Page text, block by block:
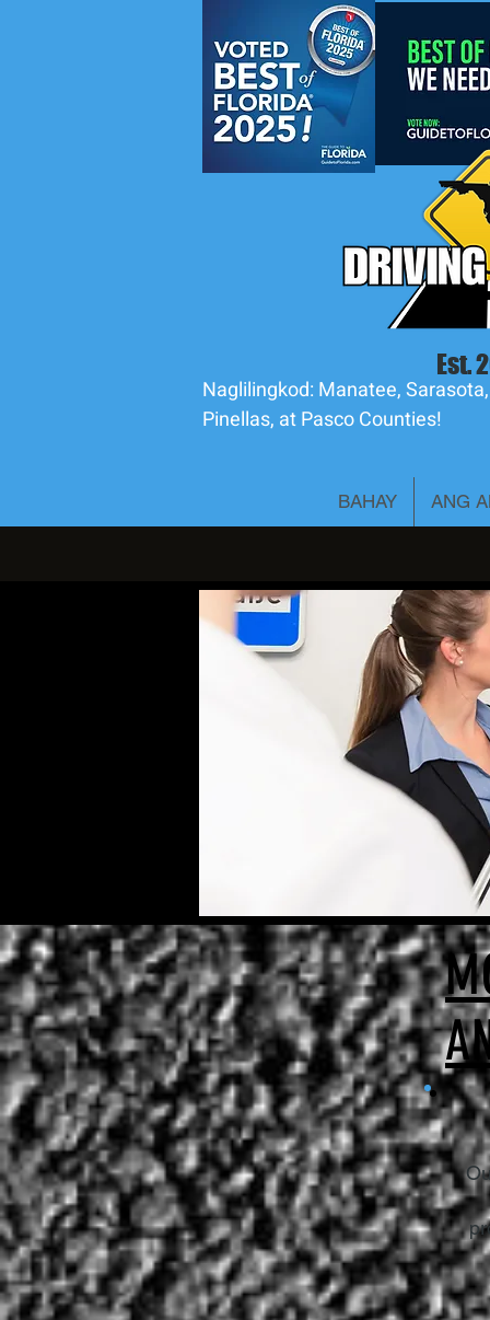
Naglilingkod: Manatee,
Pinellas, at Pasco Counties!
Est.
BAHAY ANG